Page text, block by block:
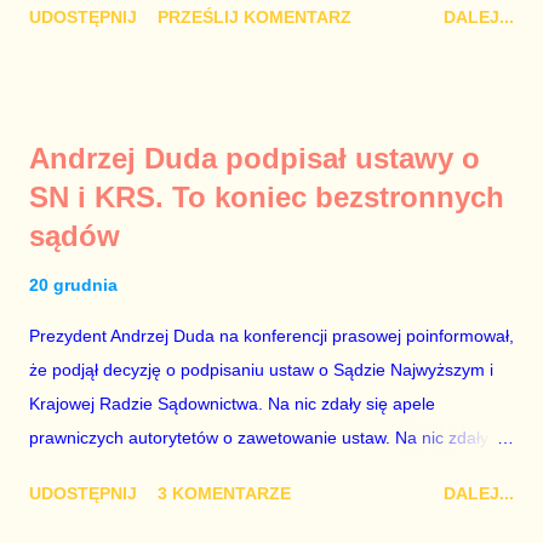
polityków PO na ten temat. Pokazanie kilkunastu przypadków
PiS, a następnie uzyskują stanowiska w spółkach Skarbu
Państwa ze względu na to, że partia PiS obsadziła zarządy
tych spółek i wymienia profesjonalistów na kadry partyjne.
które zawsze może się zdarzyć, a polegającym na tym, że
osoba z kwalifikacjami wpłaca na partię polityczną, a następnie
obejmuje prace w spółce, która jest zarządzana pośrednio
przez ta partię. Przeciwnie. Przedstawienie pierwszej gr...
UDOSTĘPNIJ PRZEŚLIJ KOMENTARZ DALEJ...
Andrzej Duda podpisał ustawy o
SN i KRS. To koniec bezstronnych
sądów
20 grudnia
Prezydent Andrzej Duda na konferencji prasowej poinformował,
że podjął decyzję o podpisaniu ustaw o Sądzie Najwyższym i
Krajowej Radzie Sądownictwa. Na nic zdały się apele
prawniczych autorytetów o zawetowanie ustaw. Na nic zdały
ostatecznie zniszczy niezależność sądów od woli polityków. To
UDOSTĘPNIJ 3 KOMENTARZE DALEJ...